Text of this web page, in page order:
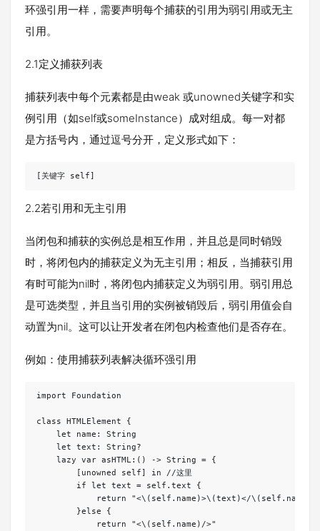
环强引用一样，需要声明每个捕获的引用为弱引用或无主
引用。
2.1定义捕获列表
捕获列表中每个元素都是由weak 或unowned关键字和实
例引用（如self或someInstance）成对组成。每一对都
是方括号内，通过逗号分开，定义形式如下：
[关键字 self]
2.2若引用和无主引用
当闭包和捕获的实例总是相互作用，并且总是同时销毁
时，将闭包内的捕获定义为无主引用；相反，当捕获引用
有时可能为nil时，将闭包内捕获定义为弱引用。弱引用总
是可选类型，并且当引用的实例被销毁后，弱引用值会自
动置为nil。这可以让开发者在闭包内检查他们是否存在。
例如：使用捕获列表解决循环强引用
import Foundation
class HTMLElement {
    let name: String
    let text: String?
    lazy var asHTML:() -> String = {
        [unowned self] in //这里
        if let text = self.text {
return "<\(self.name)>\(text)</
        }else {
            return "<\(self.name)/>"